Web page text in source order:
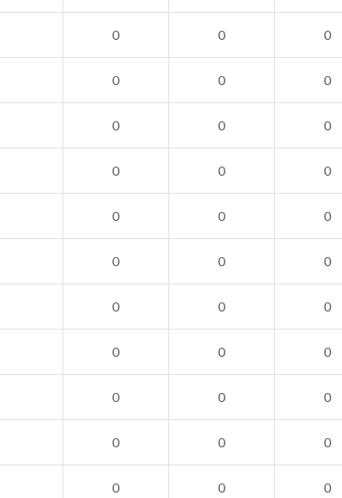
0 0 0
0 0 0
0 0 0
0 0 0
0 0 0
0 0 0
0 0 0
0 0 0
0 0 0
0 0 0
0 0 0